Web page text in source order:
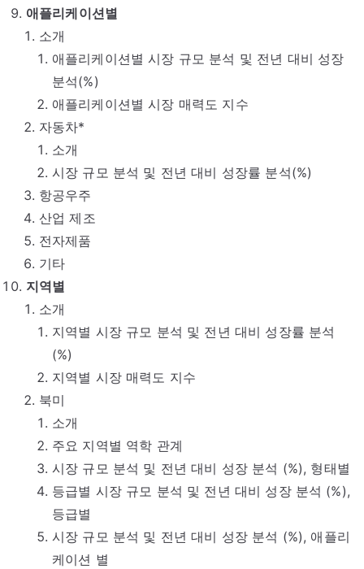
애플리케이션별
소개
애플리케이션별 시장 규모 분석 및 전년 대비 성장
분석(%)
애플리케이션별 시장 매력도 지수
자동차*
소개
시장 규모 분석 및 전년 대비 성장률 분석(%)
항공우주
산업 제조
전자제품
기타
지역별
소개
지역별 시장 규모 분석 및 전년 대비 성장률 분석
(%)
지역별 시장 매력도 지수
북미
소개
주요 지역별 역학 관계
시장 규모 분석 및 전년 대비 성장 분석 (%), 형태별
등급별 시장 규모 분석 및 전년 대비 성장 분석 (%),
등급별
시장 규모 분석 및 전년 대비 성장 분석 (%), 애플리
케이션 별